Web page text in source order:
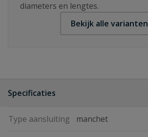
diameters en lengtes.
Bekijk alle varianten
Specificaties
Type aansluiting manchet